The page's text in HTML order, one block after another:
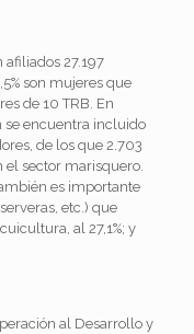
27.197
son mujeres que
de 10 TRB. En
se encuentra incluido
de los que 2.703
el sector marisquero.
es importante
etc.) que
al 27,1%; y
al Desarrollo y